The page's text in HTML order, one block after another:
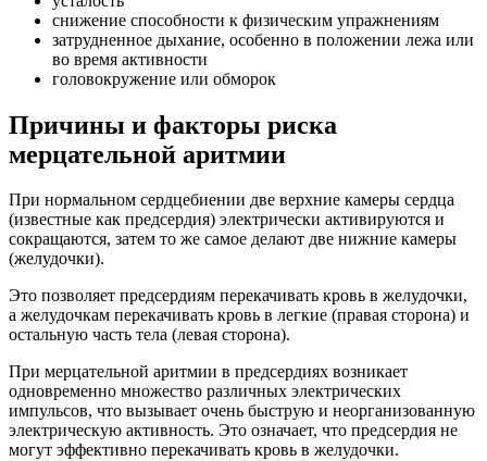
снижение способности к физическим упражнениям
затрудненное дыхание, особенно в положении лежа или
во время активности
головокружение или обморок
Причины и факторы риска
мерцательной аритмии
При нормальном сердцебиении две верхние камеры сердца
(известные как предсердия) электрически активируются и
сокращаются, затем то же самое делают две нижние камеры
(желудочки).
Это позволяет предсердиям перекачивать кровь в желудочки,
а желудочкам перекачивать кровь в легкие (правая сторона) и
остальную часть тела (левая сторона).
При мерцательной аритмии в предсердиях возникает
одновременно множество различных электрических
импульсов, что вызывает очень быструю и неорганизованную
электрическую активность. Это означает, что предсердия не
могут эффективно перекачивать кровь в желудочки.